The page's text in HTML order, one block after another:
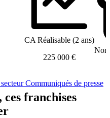
Communiqués de presse
CA Réalisable (2 ans)
225 000 €
franchises